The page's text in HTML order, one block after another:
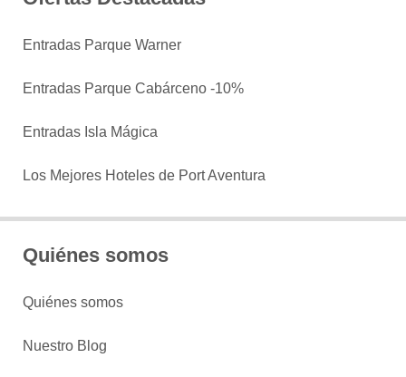
Entradas Parque Warner
Entradas Parque Cabárceno -10%
Entradas Isla Mágica
Los Mejores Hoteles de Port Aventura
Quiénes somos
Quiénes somos
Nuestro Blog